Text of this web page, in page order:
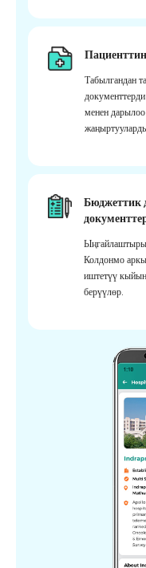
Табылгандан
менен
Бюджеттик
Колдонмо
иштетүү
берүүлөр.